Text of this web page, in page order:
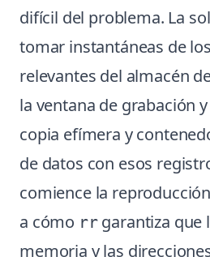
difícil del problema. La
tomar instantáneas de
relevantes del almacén
la ventana de grabación
copia efímera y
de datos con esos
comience la
a cómo rrgarantiza que
memoria y las